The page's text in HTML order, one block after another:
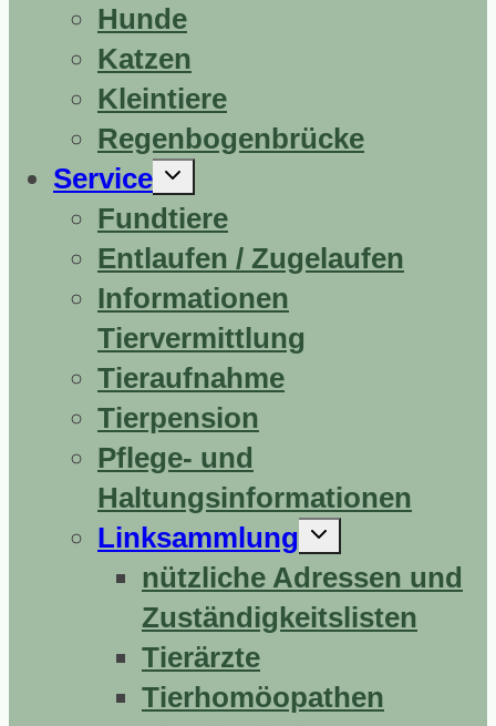
Hunde
Katzen
Kleintiere
Regenbogenbrücke
Service
Untermenü
Fundtiere
Entlaufen / Zugelaufen
Informationen
Tiervermittlung
Tieraufnahme
Tierpension
Pflege- und
Haltungsinformationen
Linksammlung
Untermenü
nützliche Adressen und
Zuständigkeitslisten
Tierärzte
Tierhomöopathen